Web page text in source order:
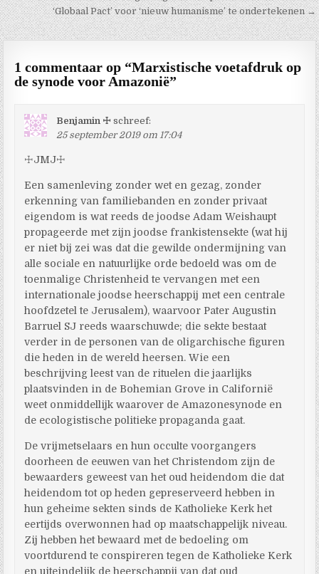
‘Globaal Pact’ voor ‘nieuw humanisme’ te ondertekenen →
1 commentaar op “Marxistische voetafdruk op
de synode voor Amazonië”
Benjamin ☩ schreef:
25 september 2019 om 17:04
☩JMJ☩
Een samenleving zonder wet en gezag, zonder
erkenning van familiebanden en zonder privaat
eigendom is wat reeds de joodse Adam Weishaupt
propageerde met zijn joodse frankistensekte (wat hij
er niet bij zei was dat die gewilde ondermijning van
alle sociale en natuurlijke orde bedoeld was om de
toenmalige Christenheid te vervangen met een
internationale joodse heerschappij met een centrale
hoofdzetel te Jerusalem), waarvoor Pater Augustin
Barruel SJ reeds waarschuwde; die sekte bestaat
verder in de personen van de oligarchische figuren
die heden in de wereld heersen. Wie een
beschrijving leest van de rituelen die jaarlijks
plaatsvinden in de Bohemian Grove in Californië
weet onmiddellijk waarover de Amazonesynode en
de ecologistische politieke propaganda gaat.
De vrijmetselaars en hun occulte voorgangers
doorheen de eeuwen van het Christendom zijn de
bewaarders geweest van het oud heidendom die dat
heidendom tot op heden gepreserveerd hebben in
hun geheime sekten sinds de Katholieke Kerk het
eertijds overwonnen had op maatschappelijk niveau.
Zij hebben het bewaard met de bedoeling om
voortdurend te conspireren tegen de Katholieke Kerk
en uiteindelijk de heerschappij van dat oud